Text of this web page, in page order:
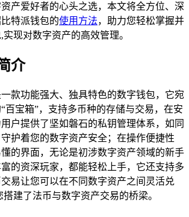
产爱好者的心头之选，本文将全方位、深
特派钱包的使用方法，助力您轻松掌握并
现对数字资产的高效管理。
介
款功能强大、独具特色的数字钱包，它宛
百宝箱”，支持多币种的存储与交易，在安
户提供了坚如磐石的私钥管理体系，如同
护着您的数字资产安全；在操作便捷性
懂的界面，无论是初涉数字资产领域的新手
的资深玩家，都能轻松上手，它还支持多
易让您可以在不同数字资产之间灵活兑
建了法币与数字资产交易的桥梁。